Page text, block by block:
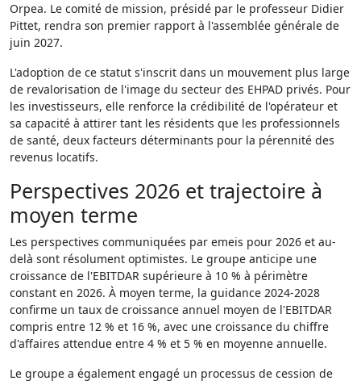
Orpea. Le comité de mission, présidé par le professeur Didier
Pittet, rendra son premier rapport à l'assemblée générale de
juin 2027.
L'adoption de ce statut s'inscrit dans un mouvement plus large
de revalorisation de l'image du secteur des EHPAD privés. Pour
les investisseurs, elle renforce la crédibilité de l'opérateur et
sa capacité à attirer tant les résidents que les professionnels
de santé, deux facteurs déterminants pour la pérennité des
revenus locatifs.
Perspectives 2026 et trajectoire à
moyen terme
Les perspectives communiquées par emeis pour 2026 et au-
delà sont résolument optimistes. Le groupe anticipe une
croissance de l'EBITDAR supérieure à 10 % à périmètre
constant en 2026. À moyen terme, la guidance 2024-2028
confirme un taux de croissance annuel moyen de l'EBITDAR
compris entre 12 % et 16 %, avec une croissance du chiffre
d'affaires attendue entre 4 % et 5 % en moyenne annuelle.
Le groupe a également engagé un processus de cession de